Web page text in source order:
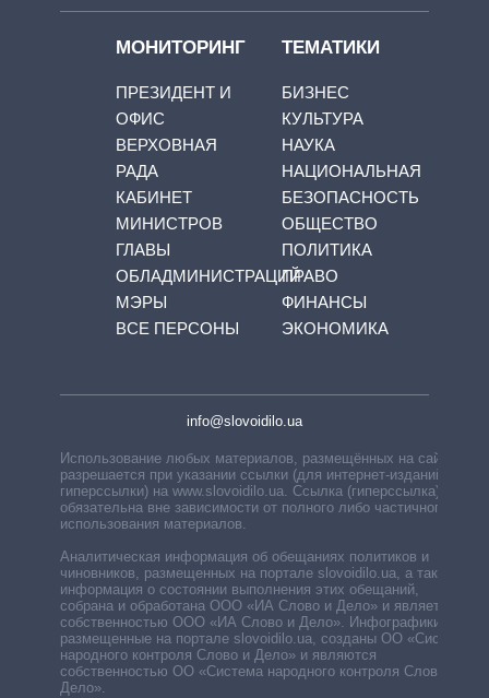
МОНИТОРИНГ
ПРЕЗИДЕНТ И
ОФИС
ВЕРХОВНАЯ
РАДА
КАБИНЕТ
МИНИСТРОВ
ГЛАВЫ
ОБЛАДМИНИСТРАЦИЙ
МЭРЫ
ВСЕ ПЕРСОНЫ
ТЕМАТИКИ
БИЗНЕС
КУЛЬТУРА
НАУКА
НАЦИОНАЛЬНАЯ
БЕЗОПАСНОСТЬ
ОБЩЕСТВО
ПОЛИТИКА
ПРАВО
ФИНАНСЫ
ЭКОНОМИКА
info@slovoidilo.ua
Использование любых материалов, размещённых на сайте,
разрешается при указании ссылки (для интернет-изданий —
гиперссылки) на www.slovoidilo.ua. Ссылка (гиперссылка)
обязательна вне зависимости от полного либо частичного
использования материалов.
Аналитическая информация об обещаниях политиков и
чиновников, размещенных на портале slovoidilo.ua, а также
информация о состоянии выполнения этих обещаний,
собрана и обработана ООО «ИА Слово и Дело» и является
собственностью ООО «ИА Слово и Дело». Инфографики,
размещенные на портале slovoidilo.ua, созданы ОО «Система
народного контроля Слово и Дело» и являются
собственностью ОО «Система народного контроля Слово и
Дело».